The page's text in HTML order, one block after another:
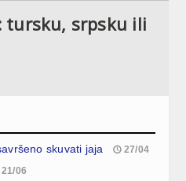
tursku, srpsku ili
skuvati jaja 27/04
21/06